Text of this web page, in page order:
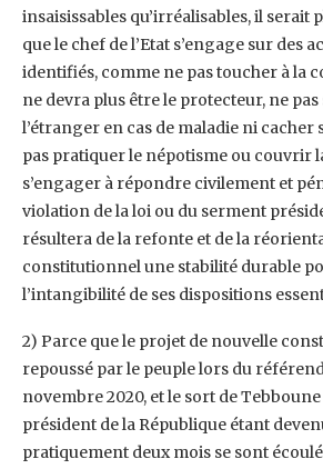
insaisissables qu’irréalisables, il serait
que le chef de l’Etat s’engage sur ‎des
identifiés, comme ne pas toucher à la
ne devra plus être le ‎protecteur, ne
l’étranger en cas de maladie ni cacher
‎pas pratiquer le népotisme ou couvrir
s’engager à répondre civilement et
violation de la loi ou du serment
résultera de la refonte et ‎de la
constitutionnel une stabilité durable
‎l’intangibilité de ses dispositions
‎2) Parce que le projet de nouvelle
repoussé par le peuple lors du
novembre 2020, et le sort de
président de la République ‎étant
pratiquement deux mois se sont